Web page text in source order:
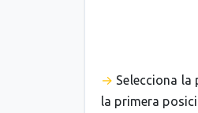
Selecciona la
la primera